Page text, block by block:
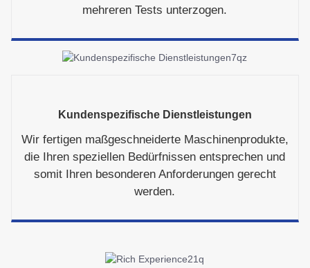
mehreren Tests unterzogen.
Kundenspezifische Dienstleistungen
Wir fertigen maßgeschneiderte Maschinenprodukte,
die Ihren speziellen Bedürfnissen entsprechen und
somit Ihren besonderen Anforderungen gerecht
werden.